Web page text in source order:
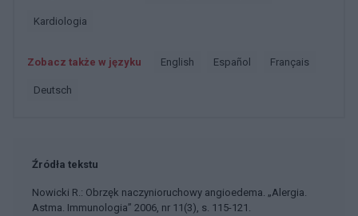
Kardiologia
Zobacz także w języku english español français
deutsch
Źródła tekstu
Nowicki R.: Obrzęk naczynioruchowy angioedema. „Alergia.
Astma. Immunologia” 2006, nr 11(3), s. 115-121.